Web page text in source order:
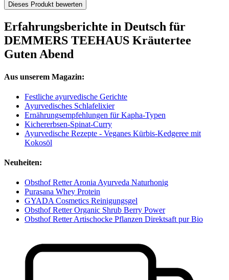
Dieses Produkt bewerten
Erfahrungsberichte in Deutsch für
DEMMERS TEEHAUS Kräutertee
Guten Abend
Aus unserem Magazin:
Festliche ayurvedische Gerichte
Ayurvedisches Schlafelixier
Ernährungsempfehlungen für Kapha-Typen
Kichererbsen-Spinat-Curry
Ayurvedische Rezepte - Veganes Kürbis-Kedgeree mit
Kokosöl
Neuheiten:
Obsthof Retter Aronia Ayurveda Naturhonig
Purasana Whey Protein
GYADA Cosmetics Reinigungsgel
Obsthof Retter Organic Shrub Berry Power
Obsthof Retter Artischocke Pflanzen Direktsaft pur Bio